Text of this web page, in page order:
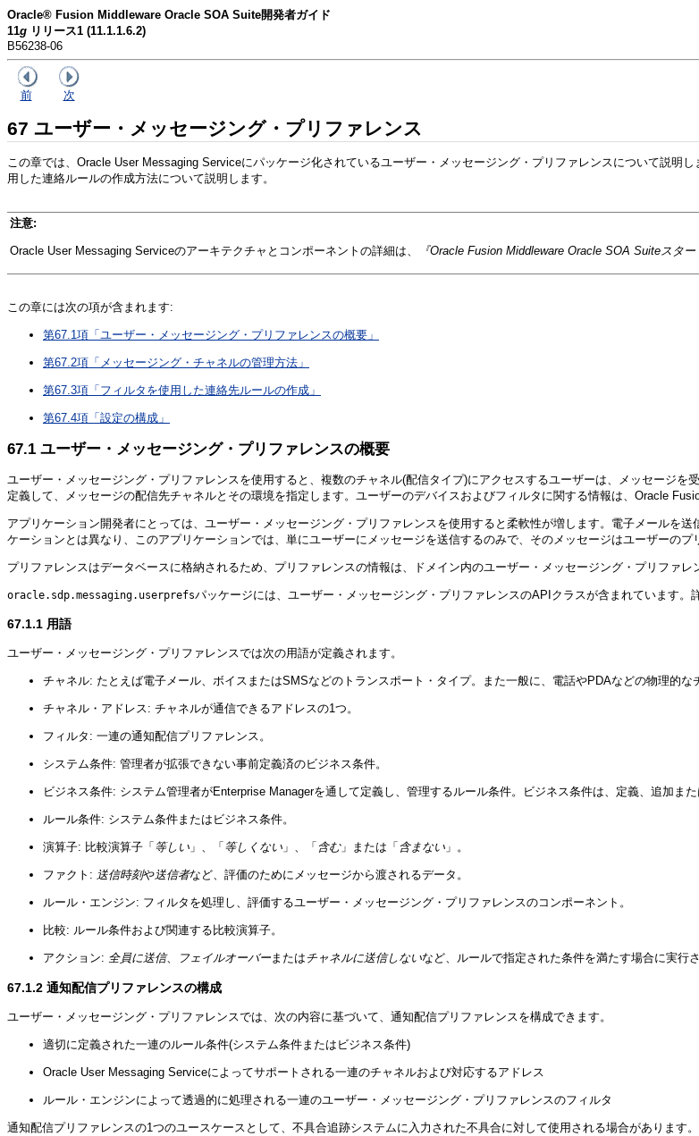
Oracle® Fusion Middleware Oracle SOA Suite開発者ガイド
11g リリース1 (11.1.1.6.2)
B56238-06
前 次
67 ユーザー・メッセージング・プリファレンス
この章では、Oracle User Messaging Serviceにパッケージ化されているユーザー・メッセージング・プリファレンスについて説明
用した連絡ルールの作成方法について説明します。
注意:
Oracle User Messaging Serviceのアーキテクチャとコンポーネントの詳細は、 『Oracle Fusion Middleware Oracle SOA Suiteスター
この章には次の項が含まれます:
第67.1項「ユーザー・メッセージング・プリファレンスの概要」
第67.2項「メッセージング・チャネルの管理方法」
第67.3項「フィルタを使用した連絡先ルールの作成」
第67.4項「設定の構成」
67.1 ユーザー・メッセージング・プリファレンスの概要
ユーザー・メッセージング・プリファレンスを使用すると、複数のチャネル(配信タイプ)にアクセスするユーザーは、メッセージ
定義して、メッセージの配信先チャネルとその環境を指定します。ユーザーのデバイスおよびフィルタに関する情報は、Oracle
アプリケーション開発者にとっては、ユーザー・メッセージング・プリファレンスを使用すると柔軟性が増します。電子メールを
ケーションとは異なり、このアプリケーションでは、単にユーザーにメッセージを送信するのみで、そのメッセージはユーザーのプ
プリファレンスはデータベースに格納されるため、プリファレンスの情報は、ドメイン内のユーザー・メッセージング・プリファレ
oracle.sdp.messaging.userprefsパッケージには、ユーザー・メッセージング・プリファレンスのAPIクラスが含まれています。
67.1.1 用語
ユーザー・メッセージング・プリファレンスでは次の用語が定義されます。
チャネル: たとえば電子メール、ボイスまたはSMSなどのトランスポート・タイプ。また一般に、電話やPDAなどの物理的な
チャネル・アドレス: チャネルが通信できるアドレスの1つ。
フィルタ: 一連の通知配信プリファレンス。
システム条件: 管理者が拡張できない事前定義済のビジネス条件。
ビジネス条件: システム管理者がEnterprise Managerを通して定義し、管理するルール条件。ビジネス条件は、定義、追加また
ルール条件: システム条件またはビジネス条件。
演算子: 比較演算子「 等しい 」、「 等しくない 」、「 含む」または「 含まない 」。
ファクト: 送信時刻や送信者など、評価のためにメッセージから渡されるデータ。
ルール・エンジン: フィルタを処理し、評価するユーザー・メッセージング・プリファレンスのコンポーネント。
比較: ルール条件および関連する比較演算子。
アクション: 全員に送信、 フェイルオーバーまたはチャネルに送信しないなど、ルールで指定された条件を満たす場合に実行
67.1.2 通知配信プリファレンスの構成
ユーザー・メッセージング・プリファレンスでは、次の内容に基づいて、通知配信プリファレンスを構成できます。
適切に定義された一連のルール条件(システム条件またはビジネス条件)
Oracle User Messaging Serviceによってサポートされる一連のチャネルおよび対応するアドレス
ルール・エンジンによって透過的に処理される一連のユーザー・メッセージング・プリファレンスのフィルタ
通知配信プリファレンスの1つのユースケースとして、不具合追跡システムに入力された不具合に対して使用される場合があります